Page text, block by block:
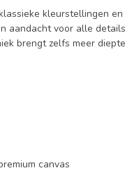
kleurstellingen
aandacht voor alle
brengt zelfs meer
canvas